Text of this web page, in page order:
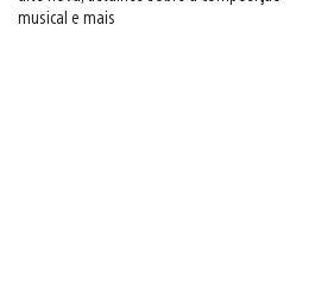
musical e mais